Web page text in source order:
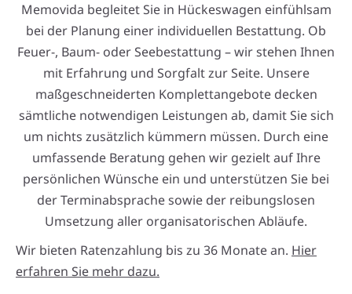
Memovida begleitet Sie in Hückeswagen einfühlsam
bei der Planung einer individuellen Bestattung. Ob
Feuer-, Baum- oder Seebestattung – wir stehen Ihnen
mit Erfahrung und Sorgfalt zur Seite. Unsere
maßgeschneiderten Komplettangebote decken
sämtliche notwendigen Leistungen ab, damit Sie sich
um nichts zusätzlich kümmern müssen. Durch eine
umfassende Beratung gehen wir gezielt auf Ihre
persönlichen Wünsche ein und unterstützen Sie bei
der Terminabsprache sowie der reibungslosen
Umsetzung aller organisatorischen Abläufe.
Wir bieten Ratenzahlung bis zu 36 Monate an. Hier
erfahren Sie mehr dazu.